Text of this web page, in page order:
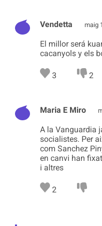
Vendetta maig
El millor será
cacanyols y els
3 2
Maria E Miro
A la Vanguardia
socialistes. Per
com Sanchez
en canvi han
i altres
2